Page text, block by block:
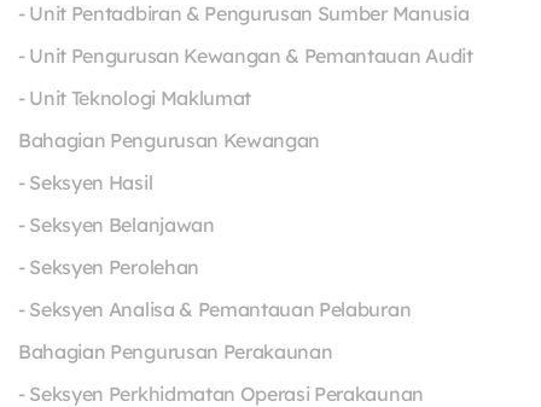
- Unit Pentadbiran & Pengurusan Sumber Manusia
- Unit Pengurusan Kewangan & Pemantauan Audit
- Unit Teknologi Maklumat
Bahagian Pengurusan Kewangan
- Seksyen Hasil
- Seksyen Belanjawan
- Seksyen Perolehan
- Seksyen Analisa & Pemantauan Pelaburan
Bahagian Pengurusan Perakaunan
- Seksyen Perkhidmatan Operasi Perakaunan